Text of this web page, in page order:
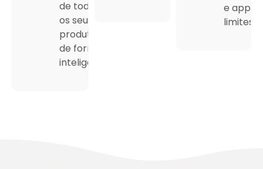
de todos
os seus
produtos
de forma
inteligente.
e app
limites.